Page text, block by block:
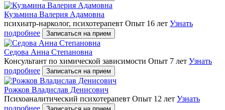
Кузьмина Валерия Адамовна
психиатр-нарколог, психотерапевт Опыт 16 лет Узнать
подробнее
Записаться на прием
Седова Анна Степановна
Консультант по химической зависимости Опыт 7 лет Узнать
подробнее
Записаться на прием
Рожков Владислав Денисович
Психоаналитический психотерапевт Опыт 12 лет Узнать
подробнее